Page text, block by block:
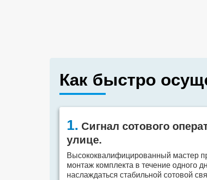
Как быстро
1. Сигнал сотового
улице.
Высококвалифицированный мастер
монтаж комплекта в течение одного
наслаждаться стабильной сотовой